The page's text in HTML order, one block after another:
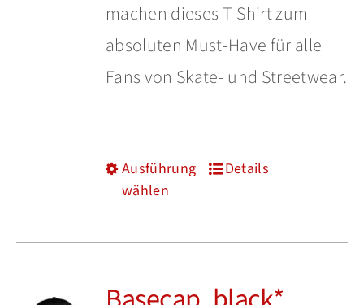
machen dieses T-Shirt zum
absoluten Must-Have für alle
Fans von Skate- und Streetwear.
Ausführung
wählen
Dieses
weist
Varianten
Details